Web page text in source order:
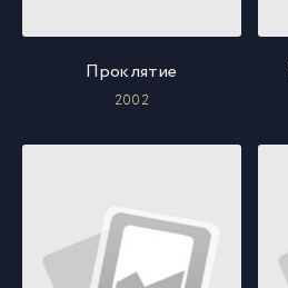
Проклятие
2002